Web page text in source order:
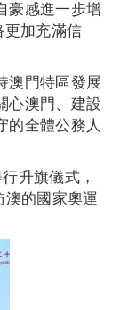
豪感進一步增
更加充滿信
澳門特區發展
心澳門、建設
的全體公務人
升旗儀式，
的國家奧運